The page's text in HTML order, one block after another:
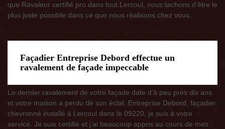
que Ravaleur certifié pro dans tout Lercoul, nous tachons d’être le
plus juste possible dans ce que nous réalisons chez vous.
Façadier Entreprise Debord effectue un
ravalement de façade impeccable
Le dernier ravalement de votre façade date d’à peu près dix ans
et votre maison a perdu de son éclat. Entreprise Debord, façadier
chevronné installé à Lercoul dans le 09220, je suis à votre
service. Je suis certifié et j’ai beaucoup appris au cours de mes